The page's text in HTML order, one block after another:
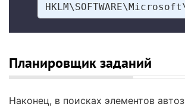
Планировщик заданий
Наконец, в поисках элементов